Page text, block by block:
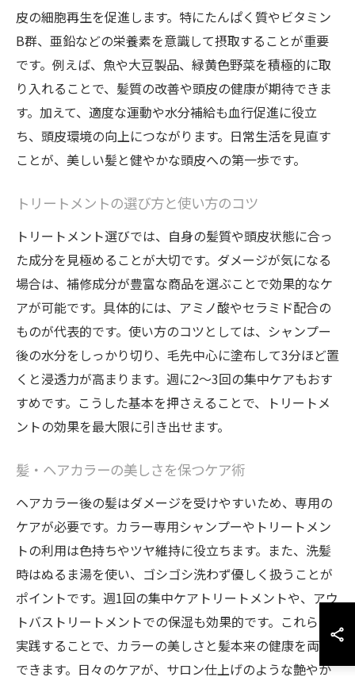
皮の細胞再生を促進します。特にたんぱく質やビタミン
B群、亜鉛などの栄養素を意識して摂取することが重要
です。例えば、魚や大豆製品、緑黄色野菜を積極的に取
り入れることで、髪質の改善や頭皮の健康が期待できま
す。加えて、適度な運動や水分補給も血行促進に役立
ち、頭皮環境の向上につながります。日常生活を見直す
ことが、美しい髪と健やかな頭皮への第一歩です。
トリートメントの選び方と使い方のコツ
トリートメント選びでは、自身の髪質や頭皮状態に合っ
た成分を見極めることが大切です。ダメージが気になる
場合は、補修成分が豊富な商品を選ぶことで効果的なケ
アが可能です。具体的には、アミノ酸やセラミド配合の
ものが代表的です。使い方のコツとしては、シャンプー
後の水分をしっかり切り、毛先中心に塗布して3分ほど置
くと浸透力が高まります。週に2～3回の集中ケアもおす
すめです。こうした基本を押さえることで、トリートメ
ントの効果を最大限に引き出せます。
髪・ヘアカラーの美しさを保つケア術
ヘアカラー後の髪はダメージを受けやすいため、専用の
ケアが必要です。カラー専用シャンプーやトリートメン
トの利用は色持ちやツヤ維持に役立ちます。また、洗髪
時はぬるま湯を使い、ゴシゴシ洗わず優しく扱うことが
ポイントです。週1回の集中ケアトリートメントや、アウ
トバストリートメントでの保湿も効果的です。これらを
実践することで、カラーの美しさと髪本来の健康を両立
できます。日々のケアが、サロン仕上げのような艶やか